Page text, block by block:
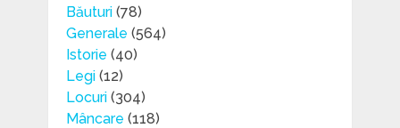
Băuturi(78)
Generale (564)
Istorie (40)
Legi(12)
Locuri(304)
Mâncare (118)